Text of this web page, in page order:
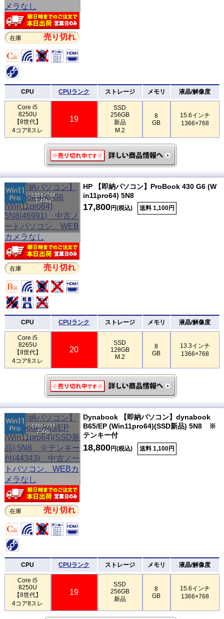
在庫 売り切れ
CPU CPUランク ストレージ メモリ 液晶/解像度
Core i5
8250U
【8世代】
4コア8スレ
19
SSD
256GB
新品
M.2
8
GB
15.6インチ
1366×768
1366×768
1.49kg
在庫 売り切れ
HP 【即納パソコン】ProBook 430 G6 (W
in11pro64) 5N8
17,800円(税込) 送料 1,100円
CPU CPUランク ストレージ メモリ 液晶/解像度
Core i5
8265U
【8世代】
4コア8スレ
20
SSD
128GB
M.2
8
GB
13.3インチ
1366×768
1366×768
2.4kg
在庫 売り切れ
Dynabook 【即納パソコン】dynabook
B65/EP (Win11pro64)(SSD新品) 5N8 ※
テンキー付
18,800円(税込) 送料 1,100円
CPU CPUランク ストレージ メモリ 液晶/解像度
Core i5
8250U
【8世代】
4コア8スレ
19
SSD
256GB
新品
8
GB
15.6インチ
1366×768